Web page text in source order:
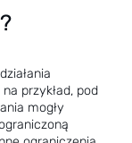
przykład, pod
mogły